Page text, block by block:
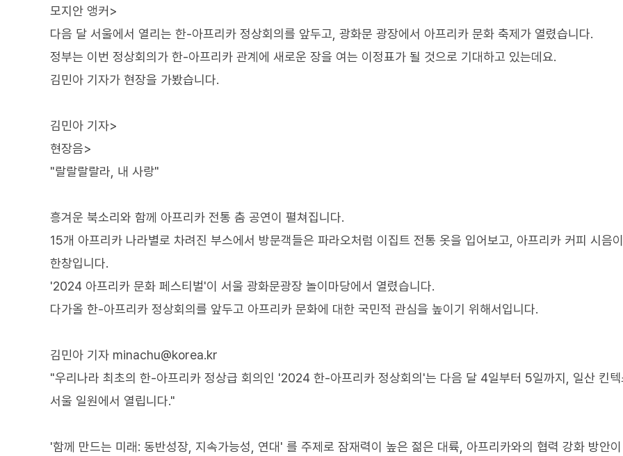
모지안 앵커>
다음 달 서울에서 열리는 한-아프리카 정상회의를 앞두고, 광화문 광장에서 아프리카 문화 축제가 열렸습니다.
정부는 이번 정상회의가 한-아프리카 관계에 새로운 장을 여는 이정표가 될 것으로 기대하고 있는데요.
김민아 기자가 현장을 가봤습니다.
김민아 기자>
현장음>
"랄랄랄랄라, 내 사랑"
흥겨운 북소리와 함께 아프리카 전통 춤 공연이 펼쳐집니다.
15개 아프리카 나라별로 차려진 부스에서 방문객들은 파라오처럼 이집트 전통 옷을 입어보고, 아프리카 커피 시음이
한창입니다.
'2024 아프리카 문화 페스티벌'이 서울 광화문광장 놀이마당에서 열렸습니다.
다가올 한-아프리카 정상회의를 앞두고 아프리카 문화에 대한 국민적 관심을 높이기 위해서입니다.
김민아 기자 minachu@korea.kr
"우리나라 최초의 한-아프리카 정상급 회의인 '2024 한-아프리카 정상회의'는 다음 달 4일부터 5일까지, 일산 킨
서울 일원에서 열립니다."
'함께 만드는 미래: 동반성장, 지속가능성, 연대' 를 주제로 잠재력이 높은 젊은 대륙, 아프리카와의 협력 강화 방안이